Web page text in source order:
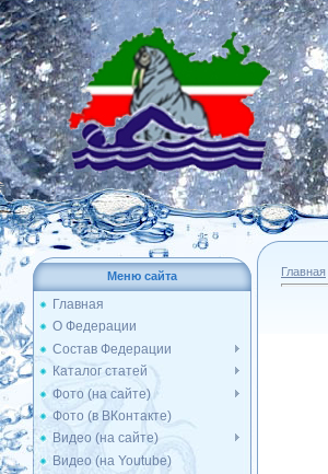
Меню сайта
Главная
О Федерации
Состав Федерации
Каталог статей
Фото (на сайте)
Фото (в ВКонтакте)
Видео (на сайте)
Видео (на Youtube)
Главная